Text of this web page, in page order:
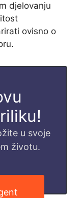
djelovanju
ovisno o
u svoje
životu.